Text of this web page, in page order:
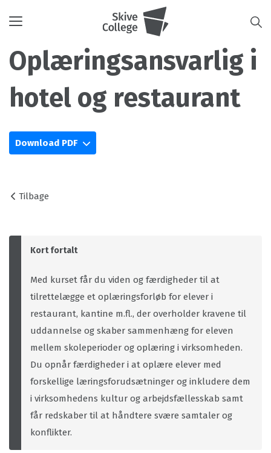
Toggle
Oplæringsansvarlig i
hotel og restaurant
Download PDF
Tilbage
Kort fortalt
Med kurset får du viden og færdigheder til at
tilrettelægge et oplæringsforløb for elever i
restaurant, kantine m.fl., der overholder kravene til
uddannelse og skaber sammenhæng for eleven
mellem skoleperioder og oplæring i virksomheden.
Du opnår færdigheder i at oplære elever med
forskellige læringsforudsætninger og inkludere dem
i virksomhedens kultur og arbejdsfællesskab samt
får redskaber til at håndtere svære samtaler og
konflikter.